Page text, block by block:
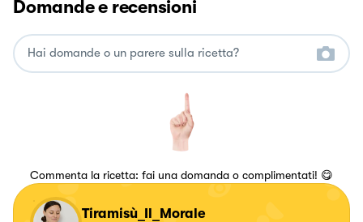
Domande e recensioni
Commenta la ricetta: fai una domanda o complimentati! 😋
Tiramisù_Il_Morale